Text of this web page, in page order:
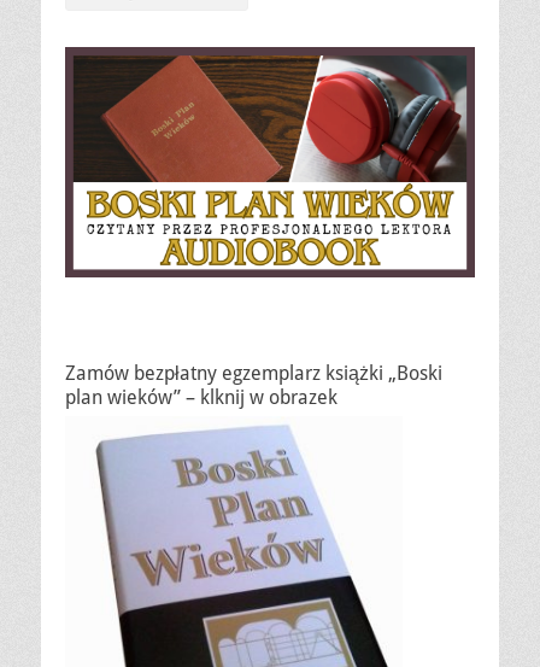
Zamów bezpłatny egzemplarz książki „Boski
plan wieków” – klknij w obrazek